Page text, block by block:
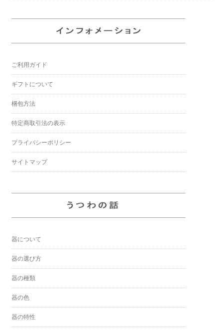
ご利用ガイド
ギフトについて
梱包方法
特定商取引法の表示
プライバシーポリシー
サイトマップ
器について
器の選び方
器の種類
器の色
器の特性